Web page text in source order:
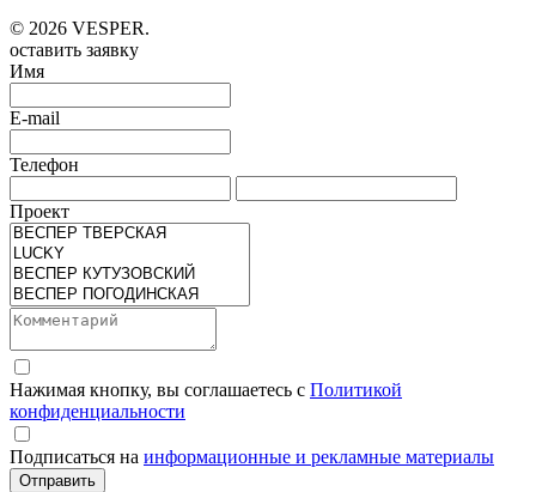
© 2026 VESPER.
оставить заявку
Имя
E-mail
Телефон
Проект
Нажимая кнопку, вы соглашаетесь с Политикой
конфиденциальности
Подписаться на информационные и рекламные материалы
Отправить